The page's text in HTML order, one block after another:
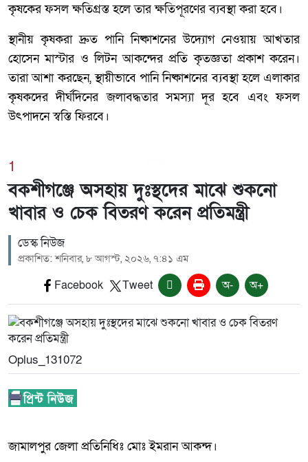
কৃষকের ফসল ক্ষতিগ্রস্ত হলে তার ক্ষতিপূরণের ব্যবস্থা করা হবে।
স্থানীয় কৃষকরা দ্রুত পানি নিষ্কাশনের উদ্যোগ নেওয়ায় আখতার
হোসেন মাস্টার ও লিটন আকন্দের প্রতি কৃতজ্ঞতা প্রকাশ করেন।
তারা আশা করছেন, স্থায়ীভাবে পানি নিষ্কাশনের ব্যবস্থা হলে এলাকার
কৃষকদের দীর্ঘদিনের জলাবদ্ধতার সমস্যা দূর হবে এবং ফসল
উৎপাদনে স্বস্তি ফিরবে।
1
বকশীগঞ্জে অসহায় দুঃস্থদের মাঝে শুকনো
খাবার ও চেক বিতরণ করেন প্রতিমন্ত্রী
ডেস্ক নিউজ
প্রকাশিত: শনিবার, ৮ আগস্ট, ২০২৬, ৭:৪১ এম
Facebook Tweet অ- অ+
Oplus_131072
জামালপুর জেলা প্রতিনিধিঃ মোঃ ইমরান আকন্দ।